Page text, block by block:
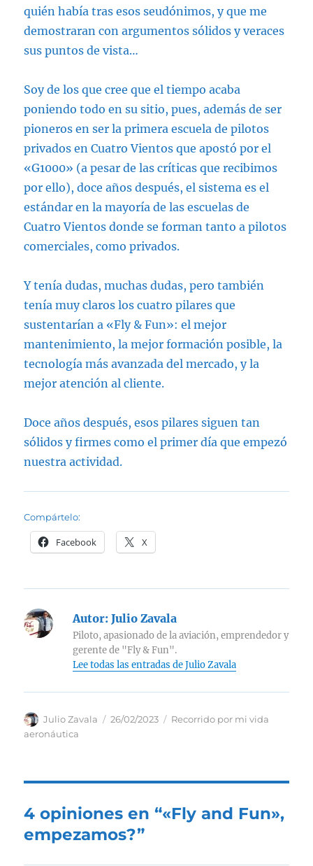
quién había tras esos seudónimos, y que me
demostraran con argumentos sólidos y veraces
sus puntos de vista…
Soy de los que cree que el tiempo acaba
poniendo todo en su sitio, pues, además de ser
pioneros en ser la primera escuela de pilotos
privados en Cuatro Vientos que apostó por el
«G1000» (a pesar de las críticas que recibimos
por ello), doce años después, el sistema es el
estándar en la mayoría de las escuelas de
Cuatro Vientos donde se forman tanto a pilotos
comerciales, como privados.
Y tenía dudas, muchas dudas, pero también
tenía muy claros los cuatro pilares que
sustentarían a «Fly & Fun»: el mejor
mantenimiento, la mejor formación posible, la
tecnología más avanzada del mercado, y la
mejor atención al cliente.
Doce años después, esos pilares siguen tan
sólidos y firmes como el primer día que empezó
nuestra actividad.
Compártelo:
Facebook X
Autor: Julio Zavala
Piloto, apasionado de la aviación, emprendedor y
gerente de "Fly & Fun".
Lee todas las entradas de Julio Zavala
Autor
Julio Zavala
Publicado
26/02/2023 Categorías
Recorrido por mi vida
aeronáutica
4 opiniones en “«Fly and Fun»,
empezamos?”